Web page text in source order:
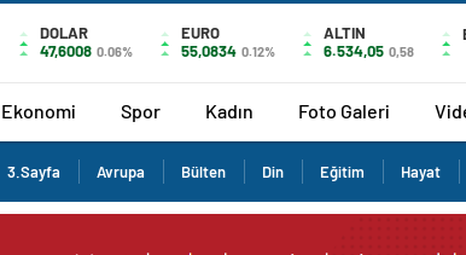
DOLAR
47,6008 0.06%
EURO
55,0834 0.12%
ALTIN
6.534,05 0,58
Ekonomi Spor Kadın Foto Galeri
3.Sayfa Avrupa Bülten Din Eğitim Hayat